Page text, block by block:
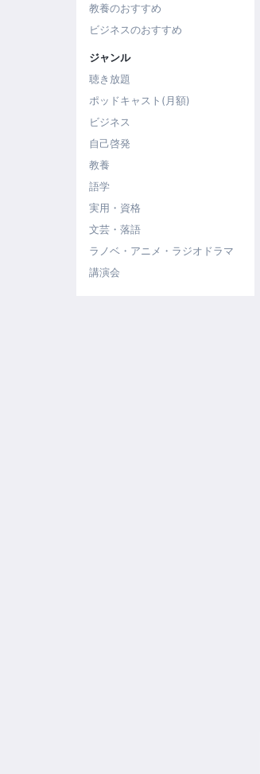
教養のおすすめ
ビジネスのおすすめ
ジャンル
聴き放題
ポッドキャスト(月額)
ビジネス
自己啓発
教養
語学
実用・資格
文芸・落語
ラノベ・アニメ・ラジオドラマ
講演会